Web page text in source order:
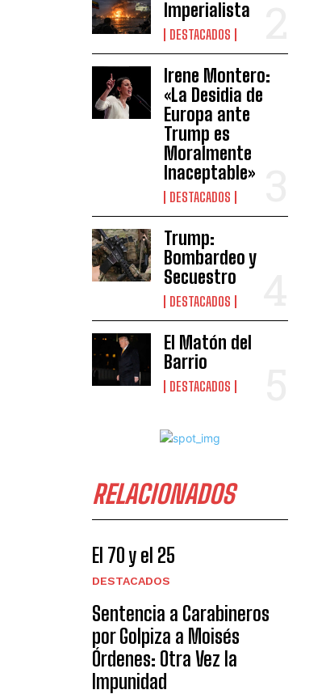
Imperialista
DESTACADOS
Irene Montero:
«La Desidia de
Europa ante
Trump es
Moralmente
Inaceptable»
DESTACADOS
Trump:
Bombardeo y
Secuestro
DESTACADOS
El Matón del
Barrio
DESTACADOS
RELACIONADOS
El 70 y el 25
DESTACADOS
Sentencia a Carabineros
por Golpiza a Moisés
Órdenes: Otra Vez la
Impunidad